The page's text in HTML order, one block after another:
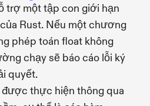
trợ một tập con giới hạn
Rust. Nếu một chương
phép toán float không
chạy sẽ báo cáo lỗi ký
quyết.
thực hiện thông qua